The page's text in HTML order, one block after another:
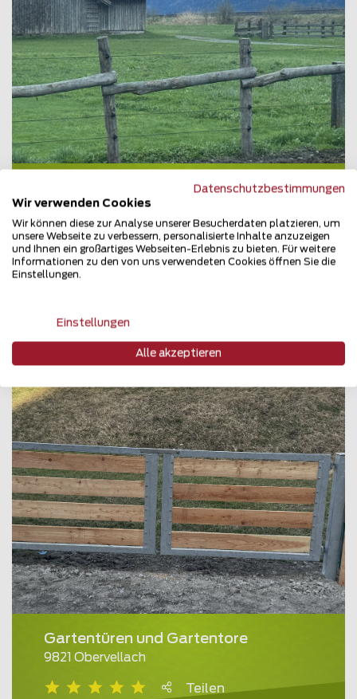
9632 Kirchbach
Teilen
Gartentüren und Gartentore
9821 Obervellach
Teilen
Datenschutzbestimmungen
Wir verwenden Cookies
Wir können diese zur Analyse unserer Besucherdaten platzieren, um
unsere Webseite zu verbessern, personalisierte Inhalte anzuzeigen
und Ihnen ein großartiges Webseiten-Erlebnis zu bieten. Für weitere
Informationen zu den von uns verwendeten Cookies öffnen Sie die
Einstellungen.
Einstellungen
Alle akzeptieren